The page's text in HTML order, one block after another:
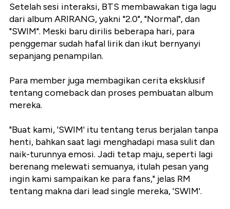
Setelah sesi interaksi, BTS membawakan tiga lagu
dari album ARIRANG, yakni "2.0", "Normal", dan
"SWIM". Meski baru dirilis beberapa hari, para
penggemar sudah hafal lirik dan ikut bernyanyi
sepanjang penampilan.
Para member juga membagikan cerita eksklusif
tentang comeback dan proses pembuatan album
mereka.
"Buat kami, 'SWIM' itu tentang terus berjalan tanpa
henti, bahkan saat lagi menghadapi masa sulit dan
naik-turunnya emosi. Jadi tetap maju, seperti lagi
berenang melewati semuanya, itulah pesan yang
ingin kami sampaikan ke para fans," jelas RM
tentang makna dari lead single mereka, 'SWIM'.